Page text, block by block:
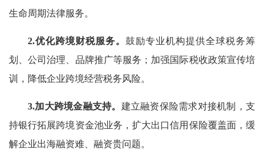
生命周期法律服务。
2.优化跨境财税服务。 鼓励专业机构提供全球税务筹
划、公司治理、品牌推广等服务；加强国际税收政策宣传培
训，降低企业跨境经营税务风险。
3.加大跨境金融支持。 建立融资保险需求对接机制，支
持银行拓展跨境资金池业务，扩大出口信用保险覆盖面，缓
解企业出海融资难、融资贵问题。